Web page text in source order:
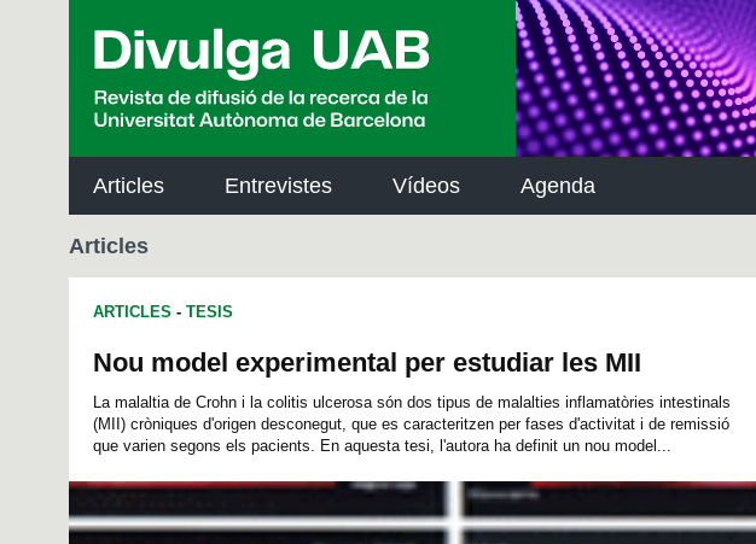
Articles Entrevistes Vídeos Agenda
Articles
ARTICLES - TESIS
Nou model experimental per estudiar les MII
La malaltia de Crohn i la colitis ulcerosa són dos tipus de malalties inflamatòries intestinals
(MII) cròniques d'origen desconegut, que es caracteritzen per fases d'activitat i de remissió
que varien segons els pacients. En aquesta tesi, l'autora ha definit un nou model...